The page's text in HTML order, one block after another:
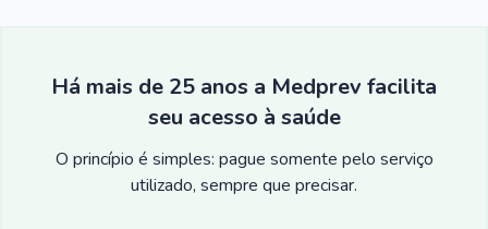
Há mais de 25 anos a Medprev facilita
seu acesso à saúde
O princípio é simples: pague somente pelo serviço
utilizado, sempre que precisar.